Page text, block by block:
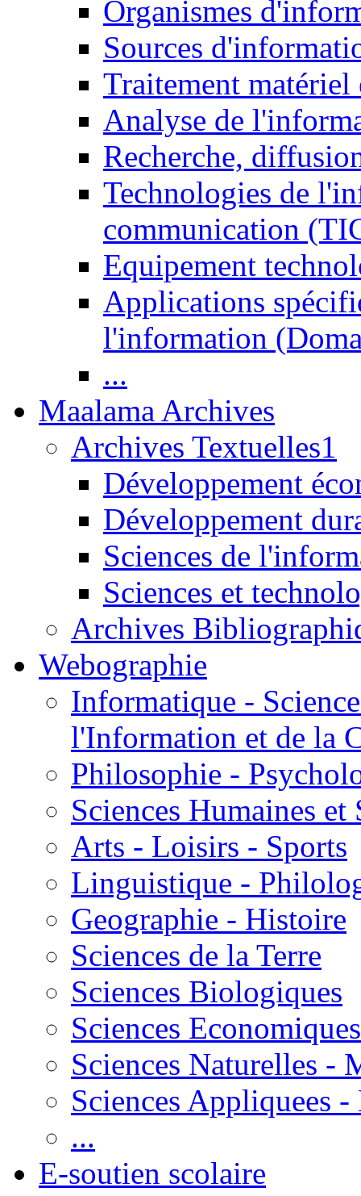
Organismes
Sources
Traitement matériel
Analyse de
Recherche,
Technologies de
communication
Equipement
Applications
l'information
...
Maalama Archives
Archives Textuelles1
Développement
Développement
Sciences de
Sciences et
Archives
Webographie
Informatique -
l'Information et de la
Philosophie -
Sciences Humaines et
Arts - Loisirs - Sports
Linguistique -
Geographie - Histoire
Sciences de la Terre
Sciences Biologiques
Sciences Economiques
Sciences Naturelles -
Sciences Appliquees
...
E-soutien scolaire